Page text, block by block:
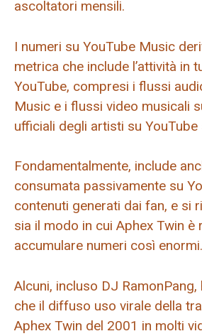
ascoltatori mensili.
I numeri su YouTube Music
metrica che include l’attività in
YouTube, compresi i flussi
Music e i flussi video musicali
ufficiali degli artisti su YouTube
Fondamentalmente, include
consumata passivamente su
contenuti generati dai fan, e si
sia il modo in cui Aphex Twin è
accumulare numeri così enormi.
Alcuni, incluso DJ
che il diffuso uso virale della
Aphex Twin del 2001 in molti